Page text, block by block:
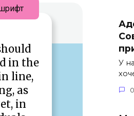
in the
line,
as
in
У
0